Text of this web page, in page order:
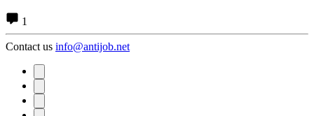
1
Contact us info@antijob.net